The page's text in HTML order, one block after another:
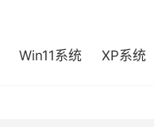
Win11系统 XP系统